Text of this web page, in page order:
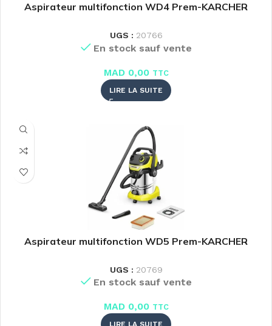
Aspirateur multifonction WD4 Prem-KARCHER
UGS : 20766
En stock sauf vente
MAD0,00 TTC
LIRE LA SUITE
Aspirateur multifonction WD5 Prem-KARCHER
UGS : 20769
En stock sauf vente
MAD0,00 TTC